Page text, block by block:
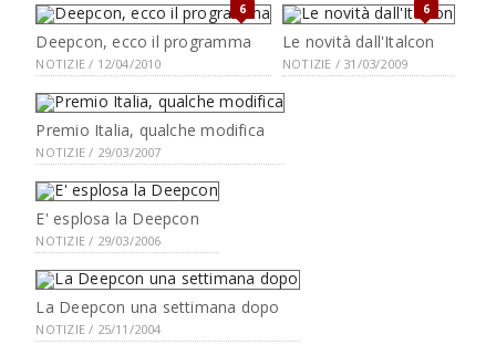
6
Deepcon, ecco il programma
NOTIZIE / 12/04/2010
6
Le novità dall'Italcon
NOTIZIE / 31/03/2009
Premio Italia, qualche modifica
NOTIZIE / 29/03/2007
E' esplosa la Deepcon
NOTIZIE / 29/03/2006
La Deepcon una settimana dopo
NOTIZIE / 25/11/2004